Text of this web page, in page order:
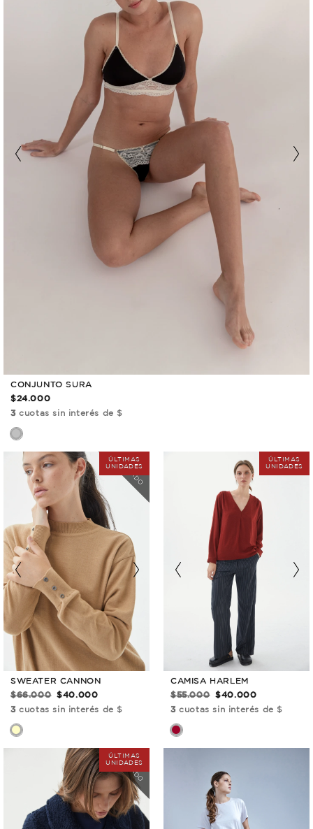
CONJUNTO SURA
$24.000
3 cuotas sin interés de $
COLOR
AGOTADO
ÚLTIMAS
SWEATER CANNON
$66.000
$40.000
3 cuotas sin interés de $
CAMISA HARLEM
$55.000
$40.000
3 cuotas sin interés de $
COLOR
AGOTADO